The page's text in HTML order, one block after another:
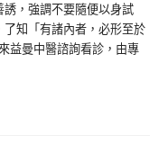
，強調不要隨便以身試
知「有諸內者，必形至於
益曼中醫諮詢看診，由專